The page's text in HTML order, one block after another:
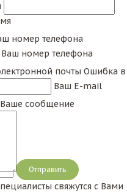
номер телефона
Ваш номер телефона
почты Ошибка в
Ваш E-mail
Ваше сообщение
Сообщение
свяжутся с Вами